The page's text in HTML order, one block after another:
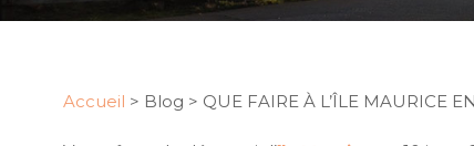
Accueil > Blog > QUE FAIRE À L’ÎLE MAURICE